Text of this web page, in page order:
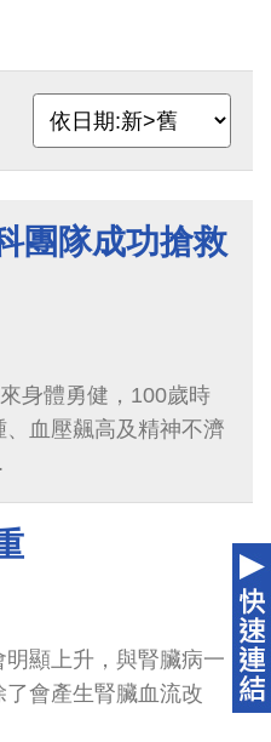
團隊成功搶救
身體勇健，100歲時
血壓飆高及精神不濟
顯上升，與腎臟病一
會產生腎臟血流改